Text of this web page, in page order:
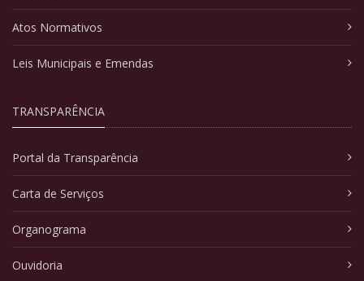
Atos Normativos
Leis Municipais e Emendas
TRANSPARÊNCIA
Portal da Transparência
Carta de Serviços
Organograma
Ouvidoria